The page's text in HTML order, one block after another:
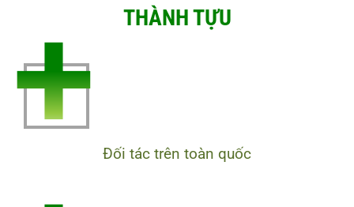
THÀNH TỰU
+ Đối tác trên toàn quốc